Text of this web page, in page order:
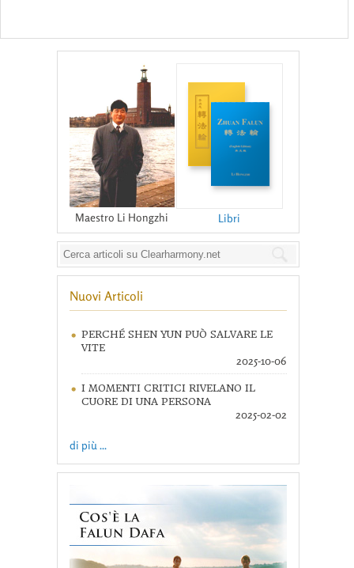
Maestro Li Hongzhi Libri
Nuovi Articoli
PERCHÉ SHEN YUN PUÒ SALVARE LE
VITE
2025-10-06
I MOMENTI CRITICI RIVELANO IL
CUORE DI UNA PERSONA
2025-02-02
di più ...